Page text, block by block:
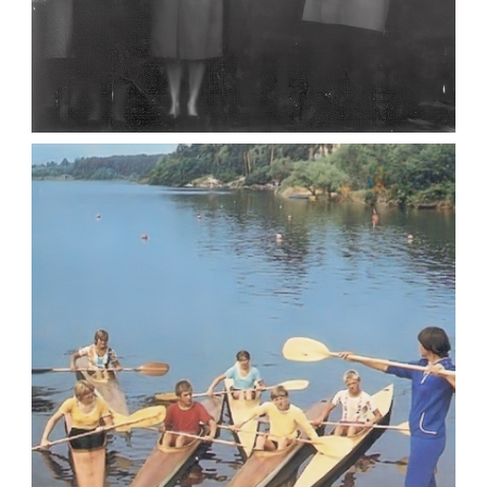
“АКАДЕМІКУ КОСМОСУ” – ПАМ’ЯТНИК
КОРОЛЬОВУ, ВІДЕО ВІДКРИТТЯ 1971
Відео Житомира,Фото
Житомир (1970-1980)
Leave a comment